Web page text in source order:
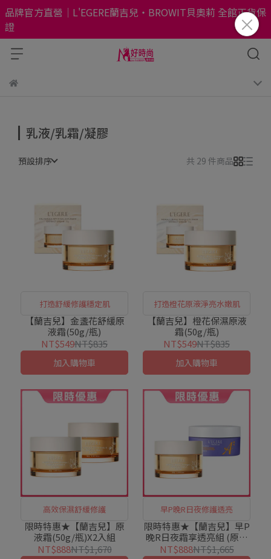
品牌官方直營｜L'EGERE蘭吉兒・BROWIT貝奧莉 全館正貨保
證
乳液/乳霜/凝膠
預設排序 共 29 件商品
打造舒緩修護穩定肌
【蘭吉兒】金盞花舒緩原
液霜(50g/瓶)
NT$549NT$835
加入購物車
打造橙花原液淨亮水嫩肌
【蘭吉兒】橙花保濕原液
霜(50g/瓶)
NT$549NT$835
加入購物車
高效保濕舒緩修護
限時特惠★【蘭吉兒】原
液霜(50g/瓶)X2入組
NT$888NT$1,670
早P晚R日夜修護透亮
限時特惠★【蘭吉兒】早P
晚R日夜霜享透亮組 (原液
霜+雙A霜)
NT$888NT$1,665